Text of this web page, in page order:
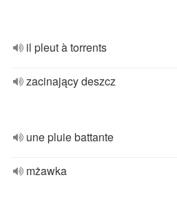
il pleut à torrents
zacinający deszcz
une pluie battante
mżawka